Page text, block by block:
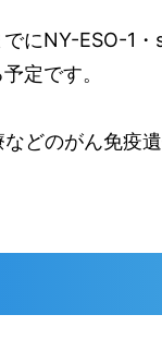
にNY-ESO-1・
定です。
どのがん免疫